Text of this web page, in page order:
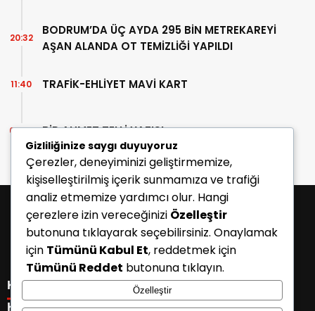
BODRUM’DA ÜÇ AYDA 295 BİN METREKAREYİ
AŞAN ALANDA OT TEMİZLİĞİ YAPILDI
20:32
TRAFİK-EHLİYET MAVİ KART
11:40
BİR AHMET TELLİ YAZISI
07:30
KATEGORİLER
Menü seçimi yapın. WP-ADMIN → Görünüm → Menüler
KISAYOLLAR
Gizliliğinize saygı duyuyoruz
Çerezler, deneyiminizi geliştirmemize,
kişiselleştirilmiş içerik sunmamıza ve trafiği
analiz etmemize yardımcı olur. Hangi
çerezlere izin vereceğinizi Özelleştir
butonuna tıklayarak seçebilirsiniz. Onaylamak
için Tümünü Kabul Et, reddetmek için
Tümünü Reddet butonuna tıklayın.
Özelleştir